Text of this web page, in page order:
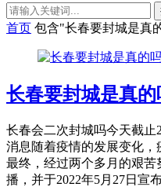
首页 包含"长春要封城是真
长春要封城是真
长春会二次封城吗今天截止
消息随着疫情的发展变化，
最终，经过两个多月的艰
播，并于2022年5月27日宣